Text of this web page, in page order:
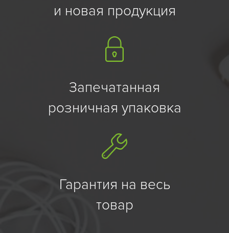
и новая продукция
Запечатанная
розничная упаковка
Гарантия на весь
товар